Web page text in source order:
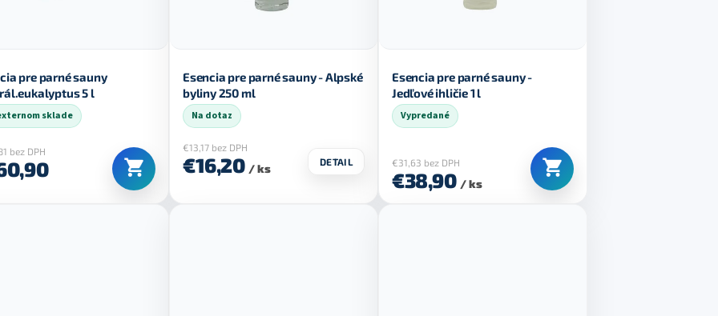
pre parné sauny
5 l
sklade
bez DPH
Esencia pre parné sauny - Alpské
byliny 250 ml
Na dotaz
€13,17 bez DPH
€16,20 / ks DETAIL
Esencia pre parné sauny -
Jedľové ihličie 1 l
Vypredané
€31,63 bez DPH
€38,90 / ks